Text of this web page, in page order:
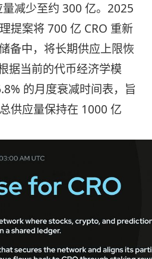
减少至约 300 亿。2025
提案将 700 亿 CRO 重新
备中，将长期供应上限恢
据当前的代币经济学模
的月度衰减时间表，旨
供应量保持在 1000 亿